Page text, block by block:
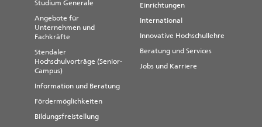
Stellvertretung
Prof. Dr. rer. nat. Olaf Ueberschär
Tel.: (0391) 886 4466
Fax: (0391) 886 4126
E-Mail:olaf.ueberschaer@h2.de
Besucheradresse: Breitscheidstraße 2,
Magdeburg, Haus 8, Raum 1.03
Studium Generale
Angebote für
Unternehmen und
Fachkräfte
Stendaler
Hochschulvorträge (Senior-
Campus)
Information und Beratung
Fördermöglichkeiten
Bildungsfreistellung
Einrichtungen
International
Innovative Hochschullehre
Beratung und Services
Jobs und Karriere